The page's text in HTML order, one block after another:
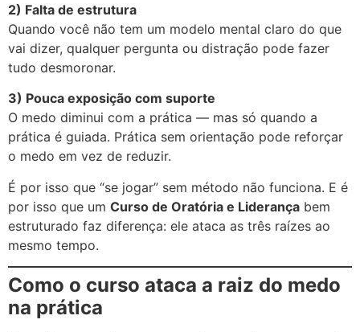
2) Falta de estrutura
Quando você não tem um modelo mental claro do que
vai dizer, qualquer pergunta ou distração pode fazer
tudo desmoronar.
3) Pouca exposição com suporte
O medo diminui com a prática — mas só quando a
prática é guiada. Prática sem orientação pode reforçar
o medo em vez de reduzir.
É por isso que “se jogar” sem método não funciona. E é
por isso que um Curso de Oratória e Liderança bem
estruturado faz diferença: ele ataca as três raízes ao
mesmo tempo.
Como o curso ataca a raiz do medo
na prática